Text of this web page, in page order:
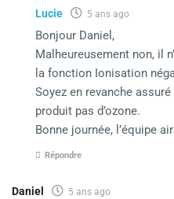
Lucie 5 ans ago
Bonjour Daniel,
Malheureusement non, il
la fonction Ionisation
Soyez en revanche
produit pas d’ozone.
Bonne journée, l’équipe
Répondre
Daniel 5 ans ago